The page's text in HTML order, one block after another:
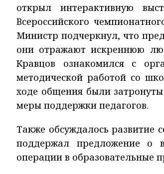
открыл интерактивную
Всероссийского
Министр подчеркнул, что
они отражают искреннюю
Кравцов ознакомился с
методической работой со
ходе общения были
меры поддержки педагогов.
Также обсуждалось развитие
поддержал предложение о
операции в образовательные